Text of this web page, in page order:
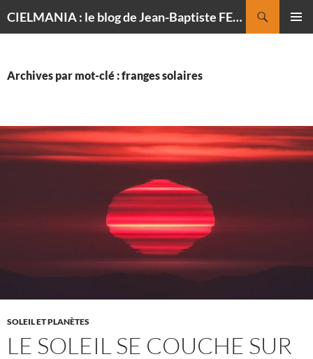
CIELMANIA : le blog de Jean-Baptiste FELDMANN, photographe du ciel
Archives par mot-clé : franges solaires
SOLEIL ET PLANÈTES
LE SOLEIL SE COUCHE SUR